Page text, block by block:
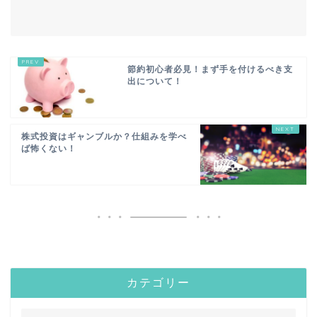
節約初心者必見！まず手を付けるべき支
出について！
株式投資はギャンブルか？仕組みを学べ
ば怖くない！
カテゴリー